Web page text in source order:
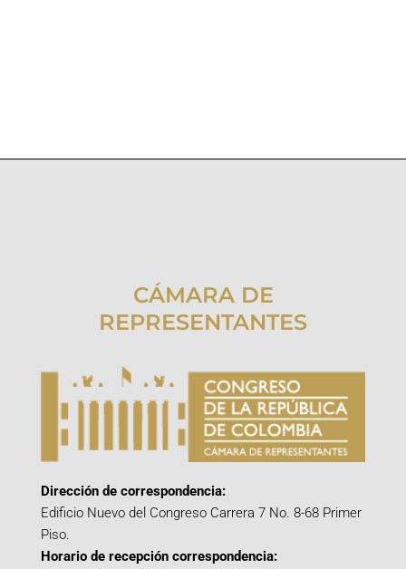
CÁMARA DE
REPRESENTANTES
Dirección de correspondencia:
Edificio Nuevo del Congreso Carrera 7 No. 8-68 Primer
Piso.
Horario de recepción correspondencia: